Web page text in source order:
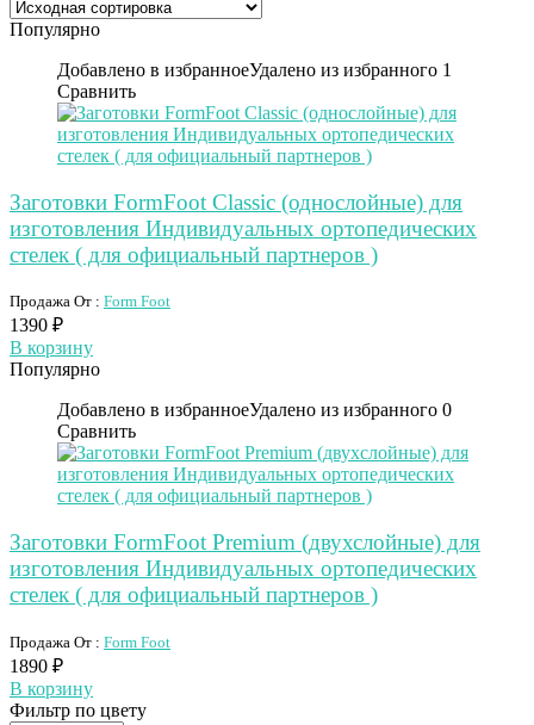
Популярно
Добавлено в избранноеУдалено из избранного 1
Сравнить
Заготовки FormFoot Classic (однослойные) для
изготовления Индивидуальных ортопедических
стелек ( для официальный партнеров )
Продажа От : Form Foot
1390 ₽
В корзину
Популярно
Добавлено в избранноеУдалено из избранного 0
Сравнить
Заготовки FormFoot Premium (двухслойные) для
изготовления Индивидуальных ортопедических
стелек ( для официальный партнеров )
Продажа От : Form Foot
1890 ₽
В корзину
Фильтр по цвету